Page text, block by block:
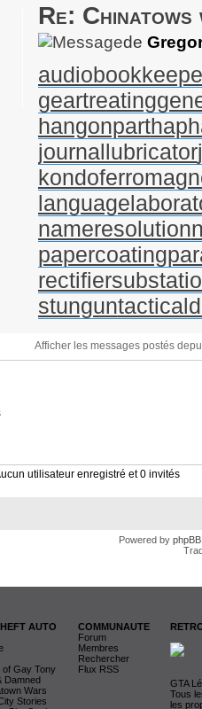
Re: Chinatows
de
geartreating
hangonpart
journallubricator
nameresolution
papercoating
stungun
Afficher les messages postés
utilisateur enregistré et 0 invités
Powered by phpBB
AUTO
of Gay Tony
Damned
Wars
Stories
COMMUNAUTE
Forum
Membres
Rechercher
Flux RSS
GTA
Tous
les